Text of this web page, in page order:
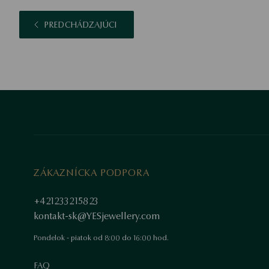
PREDCHÁDZAJÚCI
ZÁKAZNÍCKA PODPORA
+421233215823
kontakt-sk@YESjewellery.com
Pondelok - piatok od 8:00 do 16:00 hod.
FAQ